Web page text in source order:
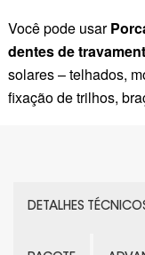
Você pode usar
dentes de
solares – telhados,
fixação de trilhos,
DETALHES